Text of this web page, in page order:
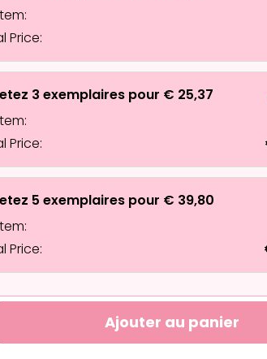
Price:
3 exemplaires pour € 25,37
Price:
5 exemplaires pour € 39,80
Price:
Ajouter au panier